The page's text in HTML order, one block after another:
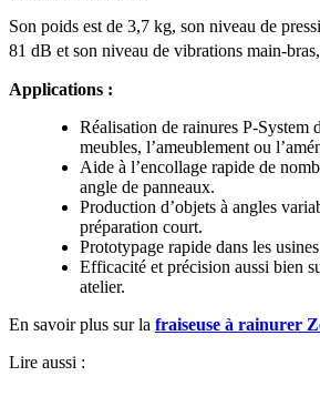
Son poids est de 3,7 kg, son niveau de
81 dB et son niveau de vibrations main-
Applications :
Réalisation de rainures P-System
meubles, l’ameublement ou
Aide à l’encollage rapide de
angle de panneaux.
Production d’objets à angles
préparation court.
Prototypage rapide dans les
Efficacité et précision aussi bien
atelier.
En savoir plus sur la fraiseuse à rainurer
Lire aussi :